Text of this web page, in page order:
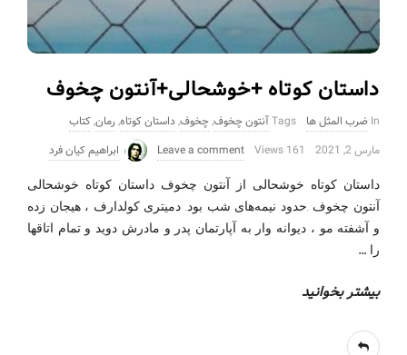
داستان کوتاه +خوشحالی+آنتون چخوف
In ضرب المثل ها Tagsآنتون چخوف,چخوف,داستان کوتاه,رمان, کتاب
مارس 2, 2021
161 Views
Leave a comment ابراهیم کیان فرد
داستان کوتاه خوشحالی از آنتون چخوف داستان کوتاه خوشحالی
آنتون چخوف .حدود نیمه‌های شب بود. دمیتری کولدارف ، هیجان زده
و آشفته مو ، دیوانه وار به آپارتمان پدر و مادرش دوید و تمام اتاقها
را …
بیشتر بخوانید